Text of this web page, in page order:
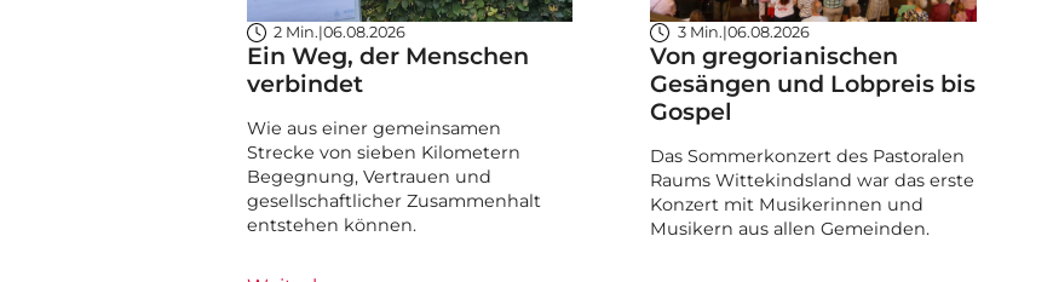
2 Min.|06.08.2026
Ein Weg, der Menschen
verbindet
Wie aus einer gemeinsamen
Strecke von sieben Kilometern
Begegnung, Vertrauen und
gesellschaftlicher Zusammenhalt
entstehen können.
3 Min.|06.08.2026
Von gregorianischen
Gesängen und Lobpreis bis
Gospel
Das Sommerkonzert des Pastoralen
Raums Wittekindsland war das erste
Konzert mit Musikerinnen und
Musikern aus allen Gemeinden.